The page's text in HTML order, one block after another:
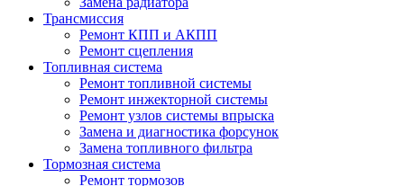
Трансмиссия
Ремонт КПП и АКПП
Ремонт сцепления
Топливная система
Ремонт топливной системы
Ремонт инжекторной системы
Ремонт узлов системы впрыска
Замена и диагностика форсунок
Замена топливного фильтра
Тормозная система
Ремонт тормозов